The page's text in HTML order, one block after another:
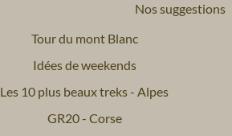
Nos suggestions
Tour du mont Blanc
Idées de weekends
Les 10 plus beaux treks - Alpes
GR20 - Corse